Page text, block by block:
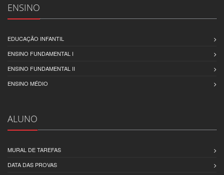
ENSINO
EDUCAÇÃO INFANTIL
ENSINO FUNDAMENTAL I
ENSINO FUNDAMENTAL II
ENSINO MÉDIO
ALUNO
MURAL DE TAREFAS
DATA DAS PROVAS